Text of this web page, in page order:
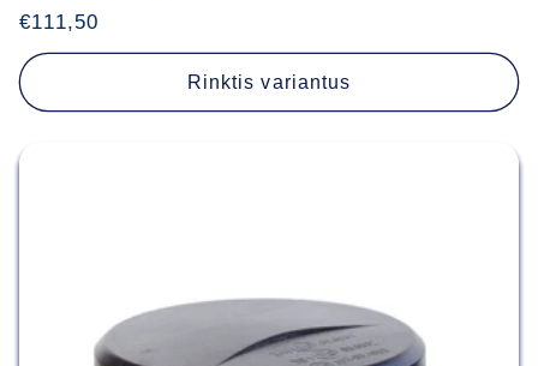
Įprasta
kaina
€111,50
Rinktis variantus